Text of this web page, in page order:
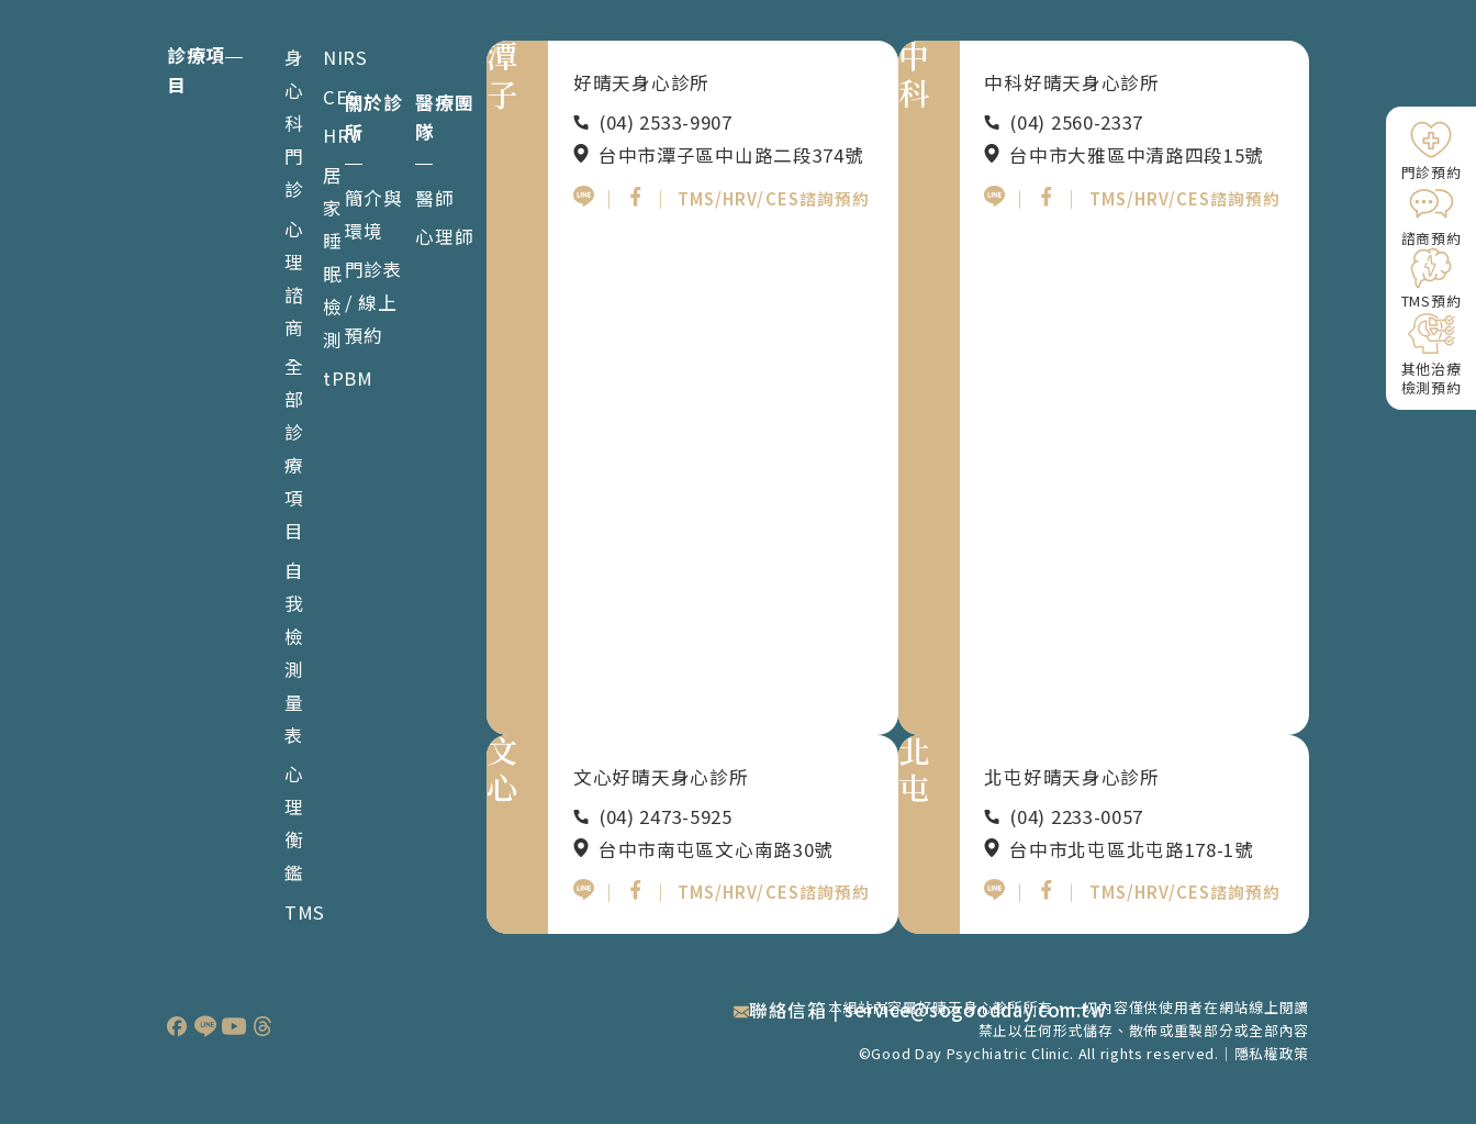
診療項
目
身
心
科
門
診
心
理
諮
商
全
部
診
療
項
目
自
我
檢
測
量
表
心
理
衡
鑑
TMS
NIRS
CES
HRV
居
家
睡
眠
檢
測
tPBM
關於診
所
簡介與
環境
門診表
/ 線上
預約
醫療團
隊
醫師
心理師
潭子
好晴天身心診所
(04) 2533-9907
台中市潭子區中山路二段374號
｜
｜ TMS/HRV/CES諮詢預約
中科
中科好晴天身心診所
(04) 2560-2337
台中市大雅區中清路四段15號
｜
｜ TMS/HRV/CES諮詢預約
文心
文心好晴天身心診所
(04) 2473-5925
台中市南屯區文心南路30號
｜
｜ TMS/HRV/CES諮詢預約
北屯
北屯好晴天身心診所
(04) 2233-0057
台中市北屯區北屯路178-1號
｜
｜ TMS/HRV/CES諮詢預約
聯絡信箱 | service@sogoodday.com.tw
本網站內容屬好晴天身心診所所有，一切內容僅供使用者在網站線上閱讀
禁止以任何形式儲存、散佈或重製部分或全部內容
©Good Day Psychiatric Clinic. All rights reserved.｜ 隱私權政策
門診預約
諮商預約
TMS預約
其他治療
檢測預約